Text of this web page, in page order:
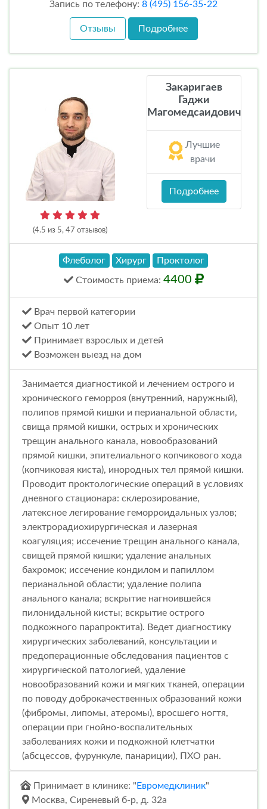
Запись по телефону: 8 (495) 156-35-22
Отзывы Подробнее
(4.5 из 5, 47 отзывов)
Закаригаев
Гаджи
Магомедсаидович
Лучшие
врачи
Подробнее
Флеболог Хирург Проктолог
Стоимость приема: 4400
Врач первой категории
Опыт 10 лет
Принимает взрослых и детей
Возможен выезд на дом
Занимается диагностикой и лечением острого и
хронического геморроя (внутренний, наружный),
полипов прямой кишки и перианальной области,
свища прямой кишки, острых и хронических
трещин анального канала, новообразований
прямой кишки, эпителиального копчикового хода
(копчиковая киста), инородных тел прямой кишки.
Проводит проктологические операций в условиях
дневного стационара: склерозирование,
латексное легирование геморроидальных узлов;
электрорадиохирургическая и лазерная
коагуляция; иссечение трещин анального канала,
свищей прямой кишки; удаление анальных
бахромок; иссечение кондилом и папиллом
перианальной области; удаление полипа
анального канала; вскрытие нагноившейся
пилонидальной кисты; вскрытие острого
подкожного парапроктита). Ведет диагностику
хирургических заболеваний, консультации и
предоперационные обследования пациентов с
хирургической патологией, удаление
новообразований кожи и мягких тканей, операции
по поводу доброкачественных образований кожи
(фибромы, липомы, атеромы), вросшего ногтя,
операции при гнойно-воспалительных
заболеваниях кожи и подкожной клетчатки
(абсцессов, фурункуле, панариции), ПХО ран.
Принимает в клинике: " Евромедклиник"
Москва, Сиреневый б-р, д. 32а